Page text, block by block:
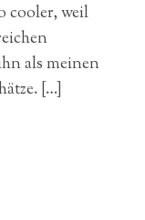
cooler, weil
als meinen
[…]